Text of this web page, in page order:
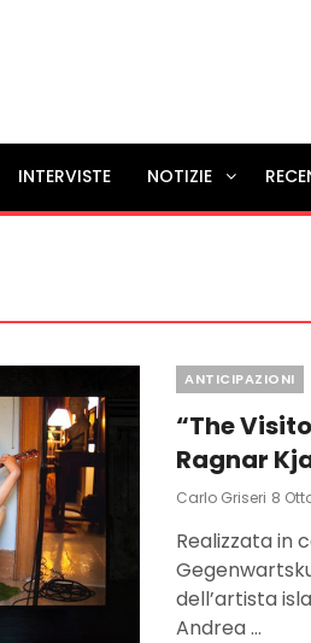
INTERVISTE NOTIZIE
Categories
ANTICIPAZIONI
“The
Ragnar
Carlo Griseri 8
Realizzata in
dell’artista
Andrea …